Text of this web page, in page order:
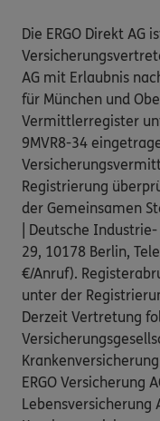
Die ERGO Direkt AG
AG mit Erlaubnis
für München und
Vermittlerregister
9MVR8-34
Registrierung
der Gemeinsamen
| Deutsche
29, 10178 Berlin,
€/Anruf).
unter der
Derzeit Vertretung
Krankenversicherung
ERGO Versicherung
Lebensversicherung